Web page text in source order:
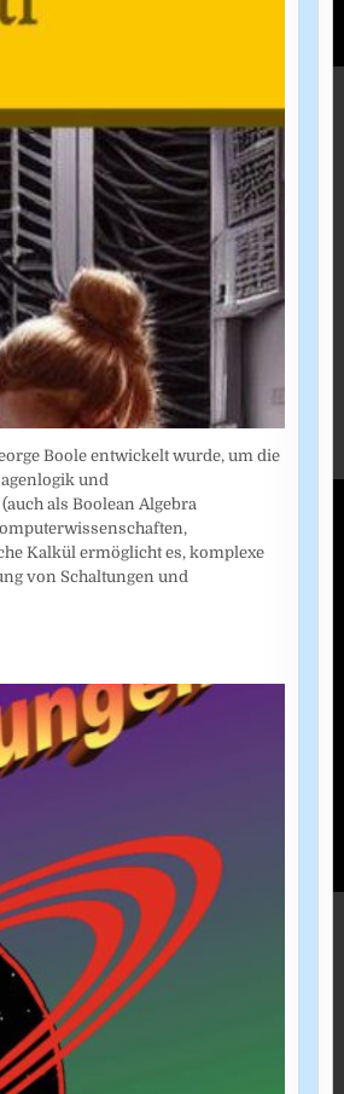
Boole entwickelt wurde, um die
und
als Boolean Algebra
Kalkül ermöglicht es, komplexe
von Schaltungen und